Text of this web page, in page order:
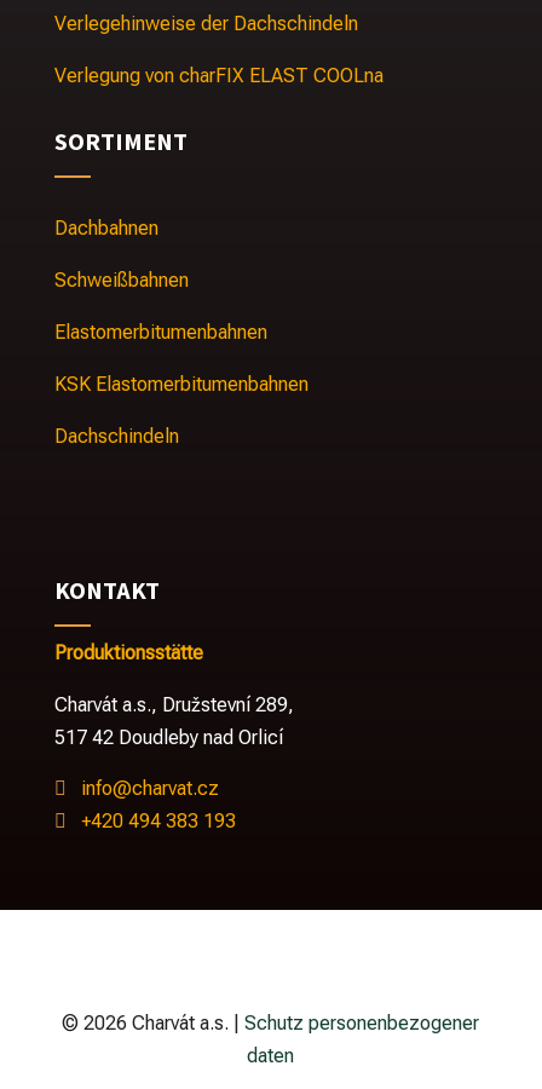
Verlegehinweise der Dachschindeln
Verlegung von charFIX ELAST COOLna
SORTIMENT
Dachbahnen
Schweißbahnen
Elastomerbitumenbahnen
KSK Elastomerbitumenbahnen
Dachschindeln
KONTAKT
Produktionsstätte
Charvát a.s., Družstevní 289,
517 42 Doudleby nad Orlicí
 info@charvat.cz
 +420 494 383 193
© 2026 Charvát a.s. |Schutz personenbezogener
daten